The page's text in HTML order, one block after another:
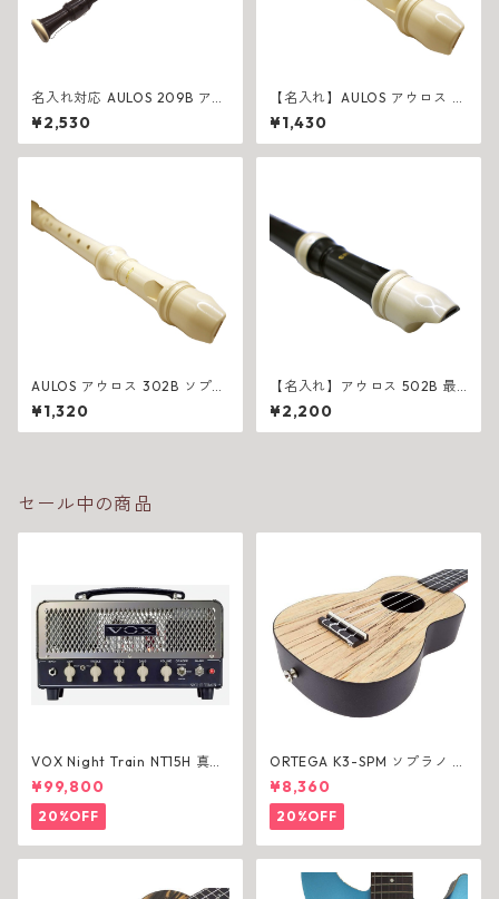
名入れ対応 AULOS 209B アル
トリコーダー
¥2,530
【名入れ】AULOS アウロス 3
02B ソプラノリコーダー
¥1,430
AULOS アウロス 302B ソプラ
ノリコーダー
¥1,320
【名入れ】アウロス 502B 最
高級ソプラノリコーダー
¥2,200
セール中の商品
VOX Night Train NT15H 真空
管ヘッド【アウトレット】
¥99,800
20%OFF
ORTEGA K3-SPM ソプラノ ウ
クレレ
¥8,360
20%OFF